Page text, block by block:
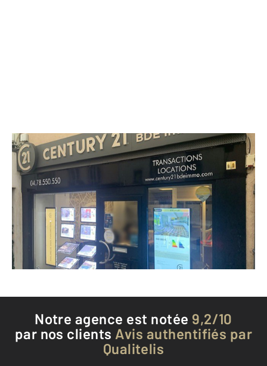
CENTURY 21 BDE Immo
145 Grande Rue
MONTLUEL - 01120
Envoyer un message
Téléphoner à l'agence
Notre agence est notée 9,2/10
par nos clients Avis authentifiés par
Qualitelis